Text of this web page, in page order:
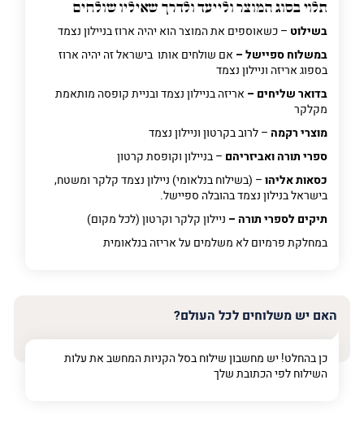
תלוי בסוג המוצר ולייעד ולדרך שאיליו שולחים
בשילוט – כשאוספים את המוצר הוא יהיה ארוז בניילון נצמד
במשלוח ספיישל – אם שולחים אותו בישראל זה יהיה ארוז
בספוג אריזה וניילון נצמד
בדואר שליחים – אריזה בניילון נצמד ובניית קופסה מותאמת
מקלקר
מוצרי רקמה – לרוב בקרטון וניילון נצמד
ספרי תורה ואביזריהם – בניילון וקופסת קרטון
כסאות אליהו– (בשילוח בנלאומי) ניילון נצמד קלקר ומשטח,
בישראל בנילון נצמד בהובלה ספיישל.
תיקים לספרי תורה – ניילון קלקר וקרטון (לכל מקום)
במחלקת פרמיוםלא משלמים על אריזה בנלאומית
האם יש משלוחים לכל העולם?
כן בהחלט! יש מחשבון שילוח בסל הקניות המחשב את עלות
השילוח לפי הכתובת שלך